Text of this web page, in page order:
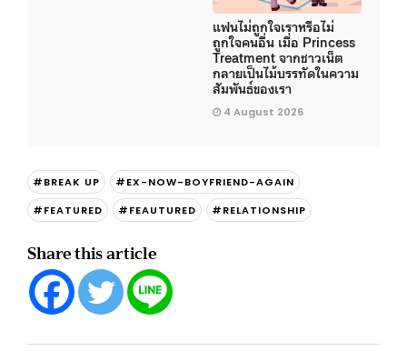
แฟนไม่ถูกใจเราหรือไม่
ถูกใจคนอื่น เมื่อ Princess
Treatment จากชาวเน็ต
กลายเป็นไม้บรรทัดในความ
สัมพันธ์ของเรา
4 August 2026
#BREAK UP
#EX-NOW-BOYFRIEND-AGAIN
#FEATURED
#FEAUTURED #RELATIONSHIP
Share this article